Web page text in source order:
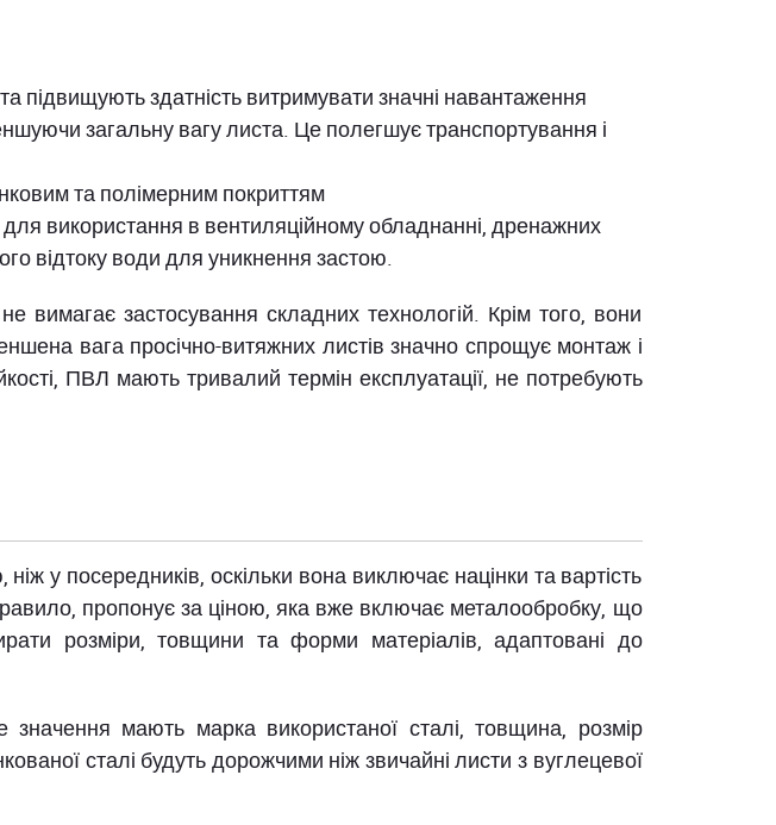
підвищують здатність витримувати значні навантаження
загальну вагу листа. Це полегшує транспортування і
та полімерним покриттям
використання в вентиляційному обладнанні, дренажних
відтоку води для уникнення застою.
вимагає застосування складних технологій. Крім того, вони
вага просічно-витяжних листів значно спрощує монтаж і
ПВЛ мають тривалий термін експлуатації, не потребують
у посередників, оскільки вона виключає націнки та вартість
пропонує за ціною, яка вже включає металообробку, що
розміри, товщини та форми матеріалів, адаптовані до
значення мають марка використаної сталі, товщина, розмір
сталі будуть дорожчими ніж звичайні листи з вуглецевої